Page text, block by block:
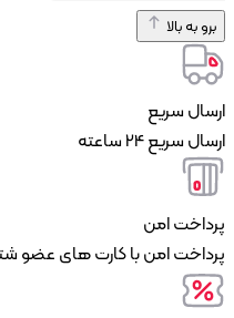
به بالا
سریع
سریع 24 ساعته
امن
امن با کارت های عضو شتاب